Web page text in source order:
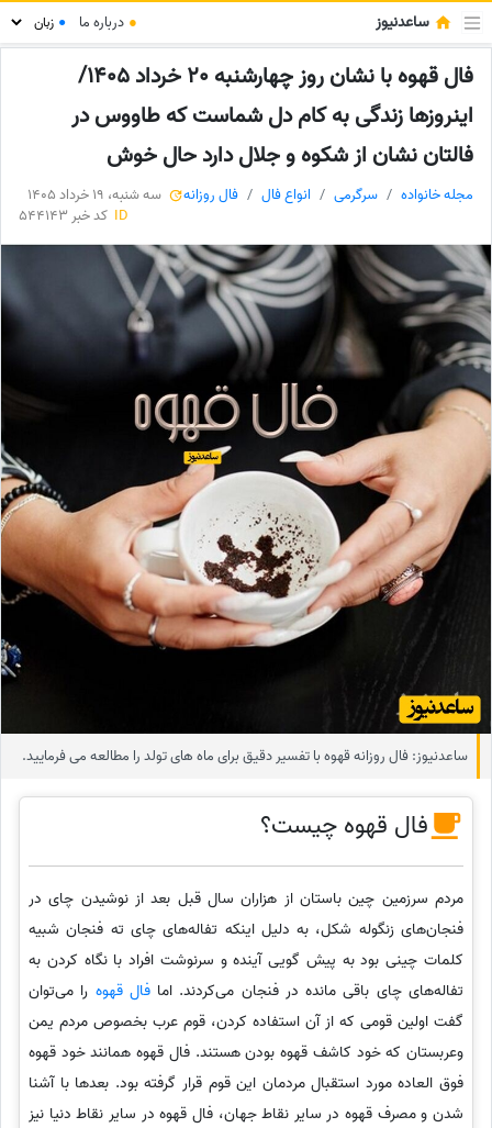
ساعدنیوز ● درباره ما ●
فال قهوه با نشان روز چهارشنبه 20 خرداد 1405/
اینروزها زندگی به کام دل شماست که طاووس در
فالتان نشان از شکوه و جلال دارد حال خوش
مجله خانواده سرگرمی انواع فال فال روزانه
سه شنبه، 19 خرداد 1405
ID کد خبر 544143
ساعدنیوز: فال روزانه قهوه با تفسیر دقیق برای ماه های تولد را مطالعه می فرمایید.
فال قهوه چیست؟
مردم سرزمین چین باستان از هزاران سال قبل بعد از نوشیدن چای در
فنجان‌های زنگوله شکل، به دلیل اینکه تفاله‌های چای ته فنجان شبیه
کلمات چینی بود به پیش گویی آینده و سرنوشت افراد با نگاه کردن به
تفاله‌های چای باقی مانده در فنجان می‌کردند. امافال قهوه را می‌توان
گفت اولین قومی که از آن استفاده کردن، قوم عرب بخصوص مردم یمن
وعربستان که خود کاشف قهوه بودن هستند. فال قهوه همانند خود قهوه
فوق العاده مورد استقبال مردمان این قوم قرار گرفته بود. بعدها با آشنا
شدن و مصرف قهوه در سایر نقاط جهان، فال قهوه در سایر نقاط دنیا نیز